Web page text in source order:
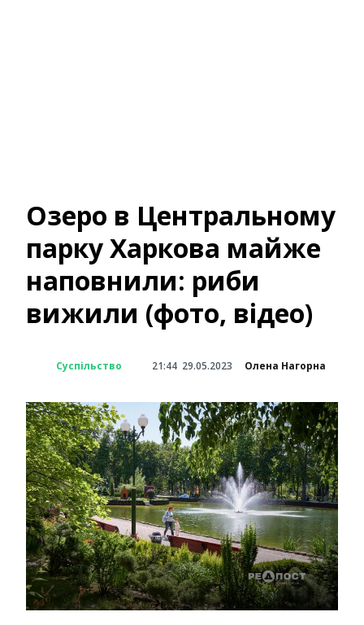
Озеро в Центральному
парку Харкова майже
наповнили: риби
вижили (фото, відео)
Суспільство 21:44 29.05.2023 Олена Нагорна